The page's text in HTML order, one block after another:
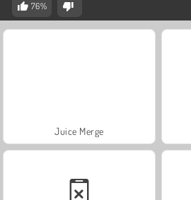
76%
Juice Merge